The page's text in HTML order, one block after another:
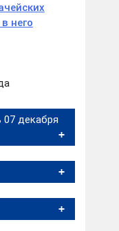
него
07 декабря